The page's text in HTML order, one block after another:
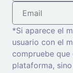
*Si aparece el
usuario con el
compruebe
plataforma,